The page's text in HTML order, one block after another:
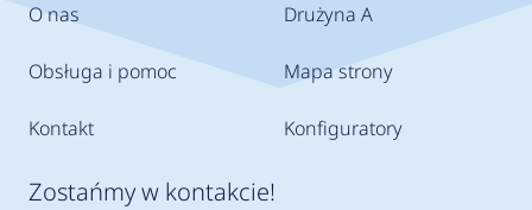
O nas
Obsługa i pomoc
Kontakt
Drużyna A
Mapa strony
Konfiguratory
Zostańmy w kontakcie!